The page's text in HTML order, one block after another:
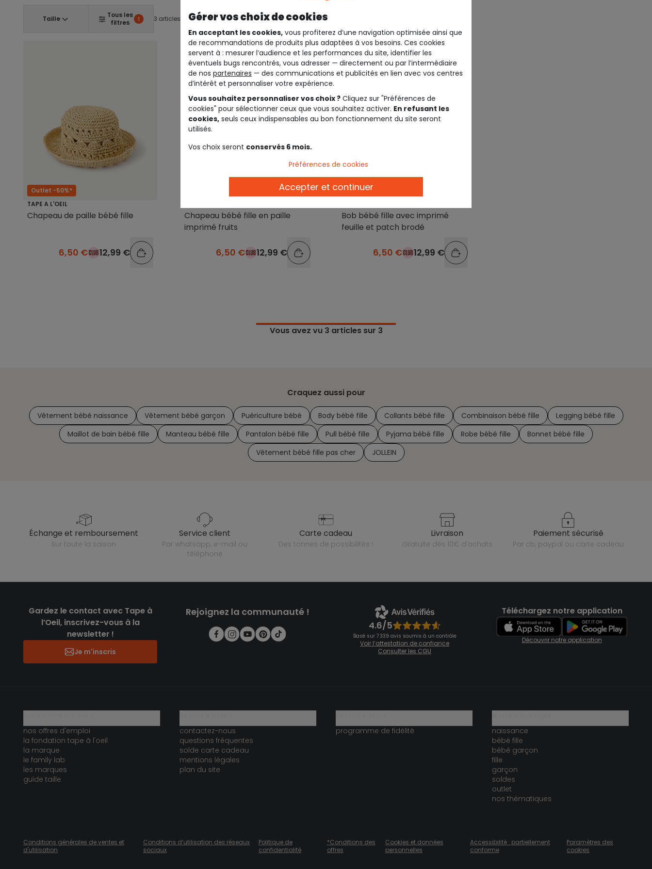
Taille
Tous les
filtres
1 3 articles
Outlet -50%*
TAPE A L'OEIL
Chapeau de paille bébé fille
6,50 € 12,99 €
Chapeau bébé fille en paille
imprimé fruits
6,50 € 12,99 €
Outlet -50%*
Bob bébé fille avec imprimé
feuille et patch brodé
6,50 € 12,99 €
Vous avez vu 3 articles sur 3
Craquez aussi pour
Vêtement bébé naissance Vêtement bébé garçon Puériculture bébé Body bébé fille Collants bébé fille Combinaison bébé fille
Legging bébé fille
Maillot de bain bébé fille
Manteau bébé fille Pantalon bébé fille Pull bébé fille Pyjama bébé fille Robe bébé fille
Bonnet bébé fille
Vêtement bébé fille pas cher
JOLLEIN
échange et remboursement
sur toute la saison
service client
par whatsapp, e-mail ou
téléphone
carte cadeau
des tonnes de possibilités !
livraison
gratuite dès 10€ d'achats
paiement sécurisé
par cb, paypal ou carte cadeau
Gardez le contact avec Tape à
l’Oeil, inscrivez-vous à la
newsletter !
Je m'inscris
Rejoignez la communauté !
4.6/5
Basé sur 7 339 avis soumis à un contrôle
Voir l’attestation de confiance
Consulter les CGU
Téléchargez notre application
Découvrir notre application
nos offres d'emploi
la fondation tape à l'oeil
la marque
le family lab
les marques
guide taille
contactez-nous
questions fréquentes
solde carte cadeau
mentions légales
plan du site
programme de fidélité
naissance
bébé fille
bébé garçon
fille
garçon
soldes
outlet
nos thématiques
Conditions générales de ventes et
d'utilisation
Conditions d’utilisation des réseaux
sociaux
Politique de
confidentialité
*Conditions des
offres
Cookies et données
personnelles
Accessibilité : partiellement
conforme
Paramètres des
cookies
Gérer vos choix de cookies
En acceptant les cookies, vous profiterez d’une navigation optimisée ainsi que
de recommandations de produits plus adaptées à vos besoins. Ces cookies
servent à : mesurer l’audience et les performances du site, identifier les
éventuels bugs rencontrés, vous adresser — directement ou par l’intermédiaire
de nos partenaires — des communications et publicités en lien avec vos centres
d’intérêt et personnaliser votre expérience.
Vous souhaitez personnaliser vos choix ? Cliquez sur "Préférences de
cookies" pour sélectionner ceux que vous souhaitez activer. En refusant les
cookies, seuls ceux indispensables au bon fonctionnement du site seront
utilisés.
Vos choix seront conservés 6 mois.
Préférences de cookies
Accepter et continuer